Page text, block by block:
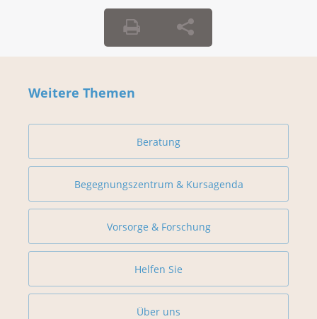
Weitere Themen
Beratung
Begegnungszentrum & Kursagenda
Vorsorge & Forschung
Helfen Sie
Über uns